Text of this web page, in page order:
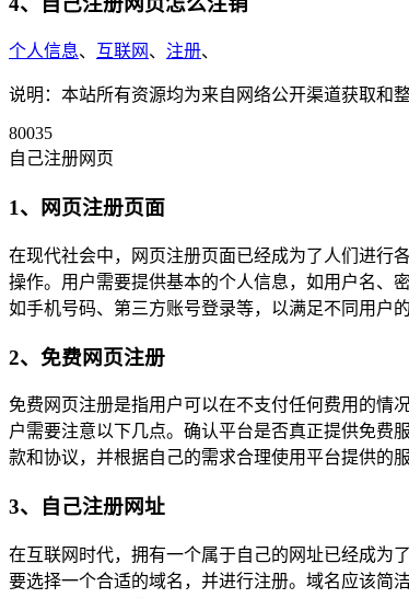
个人信息、 互联网 、 注册、
说明：本站所有资源均为来自网络公开渠道获取和
80035
自己注册网页
1、网页注册页面
在现代社会中，网页注册页面已经成为了人们进行
操作。用户需要提供基本的个人信息，如用户名、
如手机号码、第三方账号登录等，以满足不同用户的
2、免费网页注册
免费网页注册是指用户可以在不支付任何费用的情
户需要注意以下几点。确认平台是否真正提供免费
款和协议，并根据自己的需求合理使用平台提供的服
3、自己注册网址
在互联网时代，拥有一个属于自己的网址已经成为
要选择一个合适的域名，并进行注册。域名应该简